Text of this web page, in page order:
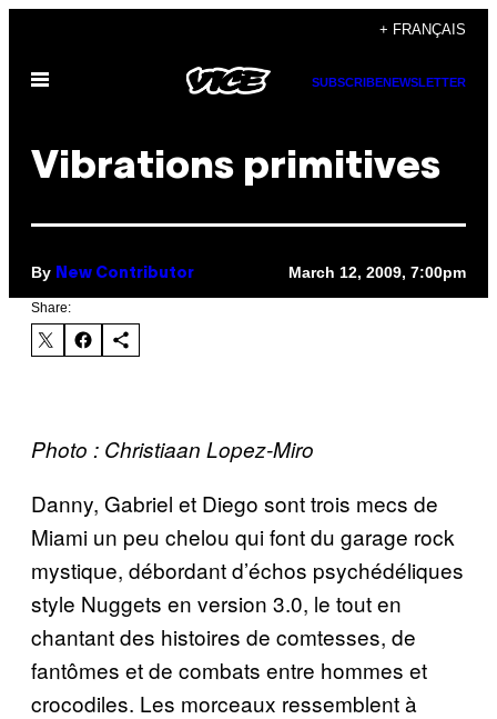
content
+ FRANÇAIS
Open
SUBSCRIBENEWSLETTER
Vibrations primitives
By New Contributor March 12, 2009, 7:00pm
Share:
Photo : Christiaan Lopez-Miro
Danny, Gabriel et Diego sont trois mecs de
Miami un peu chelou qui font du garage rock
mystique, débordant d’échos psychédéliques
style Nuggets en version 3.0, le tout en
chantant des histoires de comtesses, de
fantômes et de combats entre hommes et
crocodiles. Les morceaux ressemblent à